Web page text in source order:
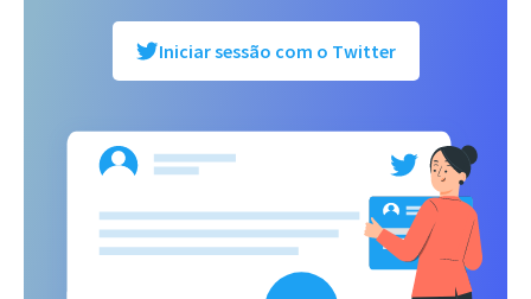
Iniciar sessão com o Twitter